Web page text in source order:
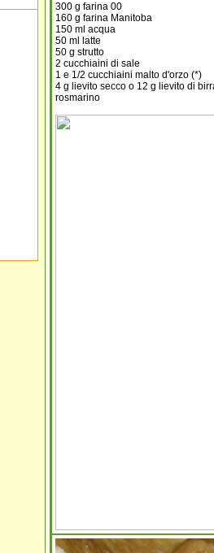
300 g farina 00
160 g farina Manitoba
150 ml acqua
50 ml latte
50 g strutto
2 cucchiaini di sale
1 e 1/2 cucchiaini malto d'orzo (*)
4 g lievito secco o 12 g lievito di
rosmarino